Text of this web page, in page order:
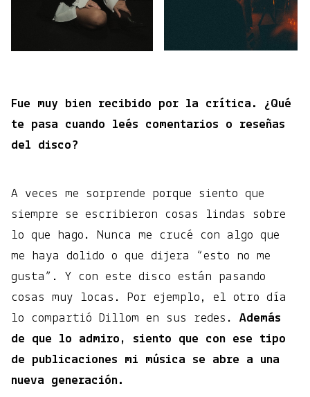
Fue muy bien recibido por la crítica. ¿Qué
te pasa cuando leés comentarios o reseñas
del disco?
A veces me sorprende porque siento que
siempre se escribieron cosas lindas sobre
lo que hago. Nunca me crucé con algo que
me haya dolido o que dijera “esto no me
gusta”. Y con este disco están pasando
cosas muy locas. Por ejemplo, el otro día
lo compartió Dillom en sus redes. Además
de que lo admiro, siento que con ese tipo
de publicaciones mi música se abre a una
nueva generación.